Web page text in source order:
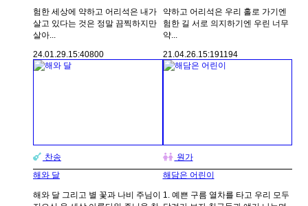
험한 세상에 약하고 어리석은 내가
살고 있다는 것은 정말 끔찍하지만
살아...
24.01.29. 15:40800
약하고 어리석은 우리 홀로 가기엔
험한 길 서로 의지하기엔 우린 너무
약...
21.04.26. 15:191194
찬송
해와 달
해와 달 그리고 별 꽃과 나비 주님이
원가
해담은 어린이
1. 예쁜 구름 열차를 타고 우리 모두